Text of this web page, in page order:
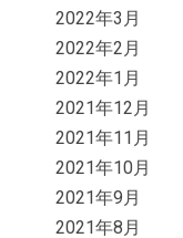
2022年3月
2022年2月
2022年1月
2021年12月
2021年11月
2021年10月
2021年9月
2021年8月